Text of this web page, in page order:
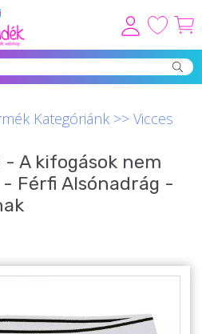
Kategóriánk >> Vicces
- A kifogások nem
Férfi Alsónadrág -